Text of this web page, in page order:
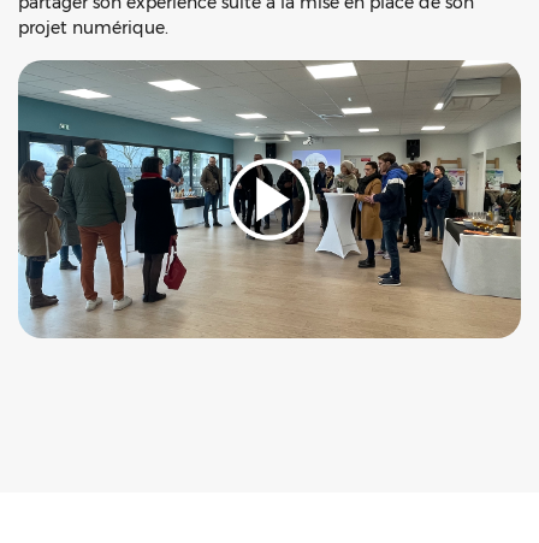
projet numérique.